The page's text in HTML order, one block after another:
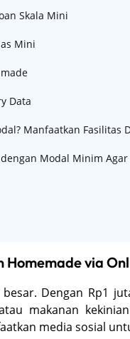
Skala Mini
Mini
Data
Manfaatkan Fasilitas
Modal Minim Agar
Homemade via
Dengan Rp1
makanan
media sosial